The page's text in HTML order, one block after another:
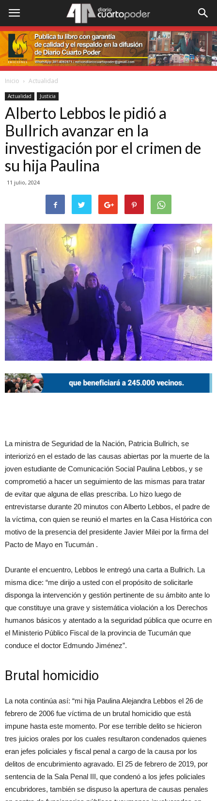
Inicio Actualidad
Actualidad Justicia
Alberto Lebbos le pidió a
Bullrich avanzar en la
investigación por el crimen de
su hija Paulina
11 julio, 2024
La ministra de Seguridad de la Nación, Patricia Bullrich, se
interiorizó en el estado de las causas abiertas por la muerte de la
joven estudiante de Comunicación Social Paulina Lebbos, y se
comprometió a hacer un seguimiento de las mismas para tratar
de evitar que alguna de ellas prescriba. Lo hizo luego de
entrevistarse durante 20 minutos con Alberto Lebbos, el padre de
la víctima, con quien se reunió el martes en la Casa Histórica con
motivo de la presencia del presidente Javier Milei por la firma del
Pacto de Mayo en Tucumán .
Durante el encuentro, Lebbos le entregó una carta a Bullrich. La
misma dice: “me dirijo a usted con el propósito de solicitarle
disponga la intervención y gestión pertinente de su ámbito ante lo
que constituye una grave y sistemática violación a los Derechos
humanos básicos y atentado a la seguridad pública que ocurre en
el Ministerio Público Fiscal de la provincia de Tucumán que
conduce el doctor Edmundo Jiménez”.
Brutal homicidio
La nota continúa así: “mi hija Paulina Alejandra Lebbos el 26 de
febrero de 2006 fue víctima de un brutal homicidio que está
impune hasta este momento. Por ese terrible delito se hicieron
tres juicios orales por los cuales resultaron condenados quienes
eran jefes policiales y fiscal penal a cargo de la causa por los
delitos de encubrimiento agravado. El 25 de febrero de 2019, por
sentencia de la Sala Penal III, que condenó a los jefes policiales
encubridores, también se dispuso la apertura de causas penales